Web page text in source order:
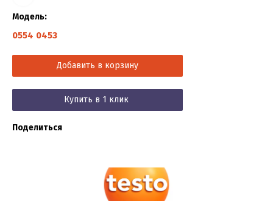
Модель:
0554 0453
Добавить в корзину
Купить в 1 клик
Поделиться